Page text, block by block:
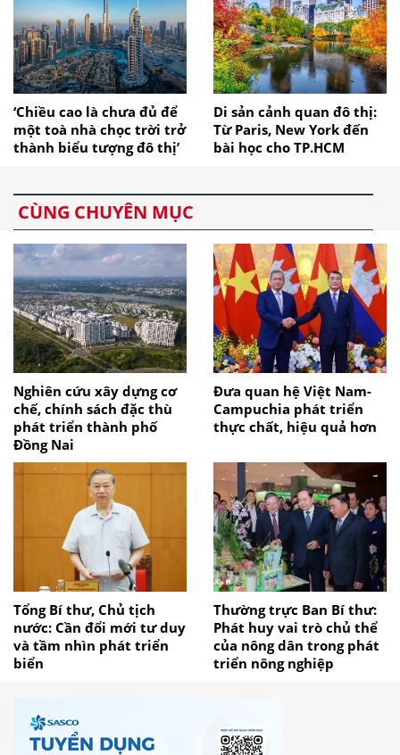
‘Chiều cao là chưa đủ để
một toà nhà chọc trời trở
thành biểu tượng đô thị’
Di sản cảnh quan đô thị:
Từ Paris, New York đến
bài học cho TP.HCM
CÙNG CHUYÊN MỤC
Nghiên cứu xây dựng cơ
chế, chính sách đặc thù
phát triển thành phố
Đồng Nai
Đưa quan hệ Việt Nam-
Campuchia phát triển
thực chất, hiệu quả hơn
Tổng Bí thư, Chủ tịch
nước: Cần đổi mới tư duy
và tầm nhìn phát triển
biển
Thường trực Ban Bí thư:
Phát huy vai trò chủ thể
của nông dân trong phát
triển nông nghiệp